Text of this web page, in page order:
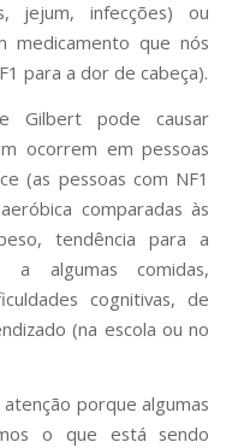
jejum, infecções) ou
medicamento que nós
para a dor de cabeça).
Gilbert pode causar
ocorrem em pessoas
(as pessoas com NF1
comparadas às
tendência para a
a algumas comidas,
cognitivas, de
(na escola ou no
porque algumas
o que está sendo